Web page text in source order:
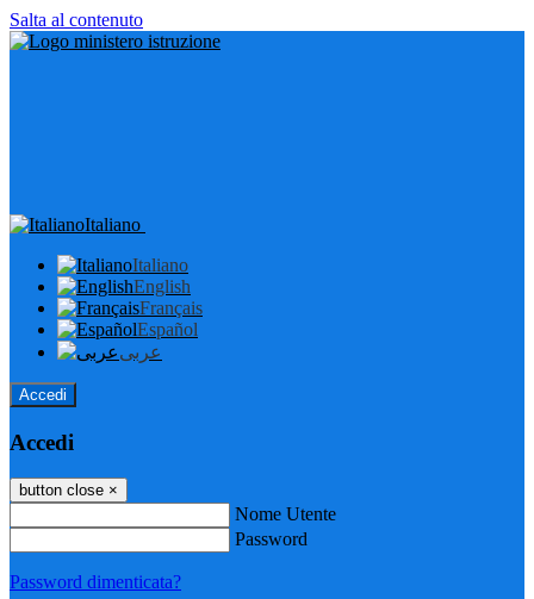
Salta al contenuto
Italiano
Italiano
English
Français
Español
عربى
Accedi
Accedi
button close ×
Nome Utente
Password
Password dimenticata?